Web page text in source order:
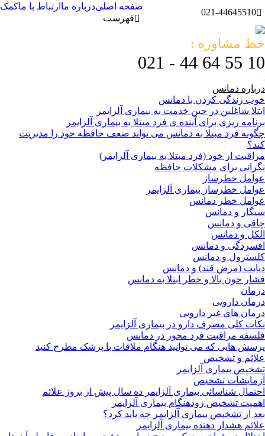
021-44645510
صفحه اصلیدرباره ما ارتباط با ماکمک
فهرست
خط مشاوره :
10 55 64 44 - 021
درباره دمانس
خوب زندگی کردن با دمانس
ابتلا شاغلین در حین خدمت به بیماری آلزایمر
برنامه ریزی برای آینده ی فرد مبتلا به بیماری آلزایمر
چگونه فرد مبتلا به دمانس می تواند ضعف حافظه خود را مدیریت
کند؟
مراقبت از خود (فرد مبتلا به بیماری آلزایمر)
نگرانی برای مشکلات حافظه
عوامل خطرساز
عوامل خطرساز بیماری آلزایمر
عوامل خطر دمانس
سیگار و دمانس
چاقی و دمانس
الکل و دمانس
افسردگی و دمانس
کلسترول و دمانس
دیابت (مرض قند) و دمانس
فشار خون بالا و خطر ابتلا به دمانس
درمان
درمان دارویی
درمان های غیر دارویی
نکات کلی مصرف دارو در بیماری آلزایمر
فلسفه مراقبت فرد محور در دمانس
پرسش هایی که می توانید هنگام ملاقات با پزشک مطرح کنید
علائم و تشخیص
تشخیص بیماری آلزایمر
آزمایشات تشخیص
احتمال شناسائی بیماری آلزایمر ده سال پیش از بروز علائم
اهمیت تشخیص زودهنگام بیماری آلزایمر
بعد از تشخیص بیماری آلزایمر چه باید کرد؟
علائم هشدار دهنده بیماری آلزایمر